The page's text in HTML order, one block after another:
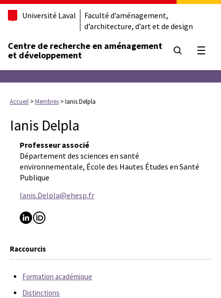
Université Laval
Faculté d’aménagement,
d’architecture, d’art et de design
Centre de recherche en aménagement
et développement
Accueil >Membres >Ianis Delpla
Ianis Delpla
Professeur associé
Département des sciences en santé
environnementale, École des Hautes Études en Santé
Publique
Ianis.Delpla@ehesp.fr
Raccourcis
Formation académique
Distinctions